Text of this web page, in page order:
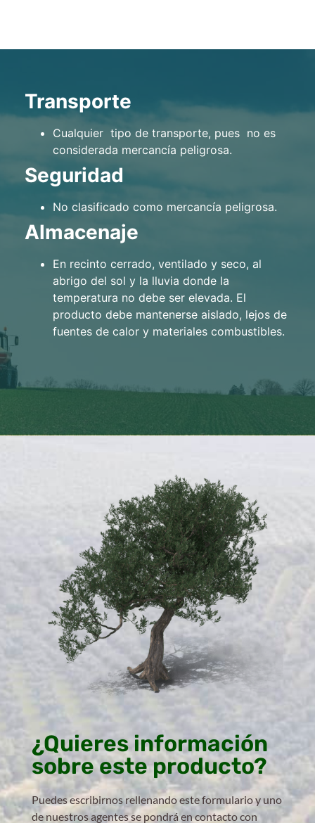
Transporte
Cualquier tipo de transporte, pues no es
considerada mercancía peligrosa.
Seguridad
No clasificado como mercancía peligrosa.
Almacenaje
En recinto cerrado, ventilado y seco, al
abrigo del sol y la lluvia donde la
temperatura no debe ser elevada. El
producto debe mantenerse aislado, lejos de
fuentes de calor y materiales combustibles.
¿Quieres información
sobre este producto?
Puedes escribirnos rellenando este formulario y uno
de nuestros agentes se pondrá en contacto con